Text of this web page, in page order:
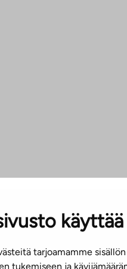
tarjoamamme
tukemiseen ja